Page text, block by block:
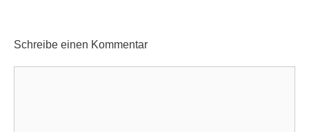
Schreibe einen Kommentar